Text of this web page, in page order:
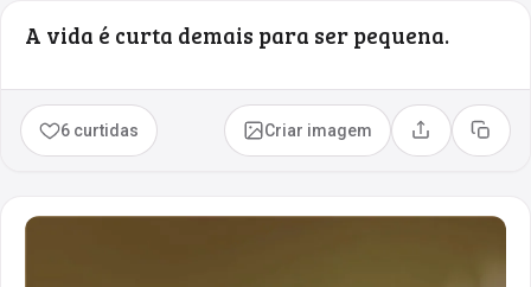
A vida é curta demais para ser pequena.
6 curtidas Criar imagem Compartilhar
Copiar